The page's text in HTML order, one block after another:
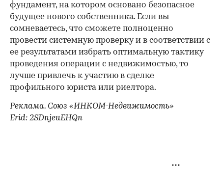
фундамент, на котором основано безопасное
будущее нового собственника. Если вы
сомневаетесь, что сможете полноценно
провести системную проверку и в соответствии с
ее результатами избрать оптимальную тактику
проведения операции с недвижимостью, то
лучше привлечь к участию в сделке
профильного юриста или риелтора.
Реклама. Союз «ИНКОМ-Недвижимость»
Erid: 2SDnjeuEHQn